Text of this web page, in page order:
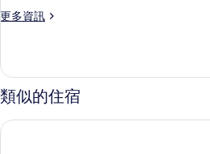
式
房
的
所
有
更多資訊
更
開
放
式
房
類似的住宿
北雪梨美利通套房飯店